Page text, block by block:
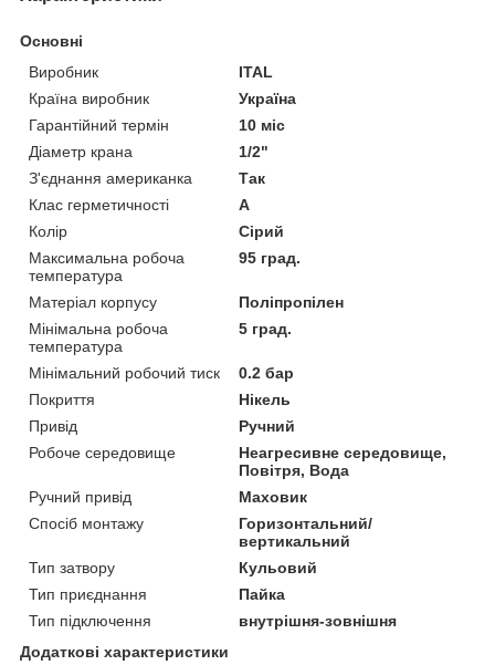
Основні
Виробник
ITAL
Країна виробник
Україна
Гарантійний термін
10 міс
Діаметр крана
1/2"
З'єднання американка
Так
Клас герметичності
А
Колір
Сірий
Максимальна робоча
температура
95 град.
Матеріал корпусу
Поліпропілен
Мінімальна робоча
температура
5 град.
Мінімальний робочий тиск
0.2 бар
Покриття
Нікель
Привід
Ручний
Робоче середовище
Неагресивне середовище,
Повітря, Вода
Ручний привід
Маховик
Спосіб монтажу
Горизонтальний/
вертикальний
Тип затвору
Кульовий
Тип приєднання
Пайка
Тип підключення
внутрішня-зовнішня
Додаткові характеристики